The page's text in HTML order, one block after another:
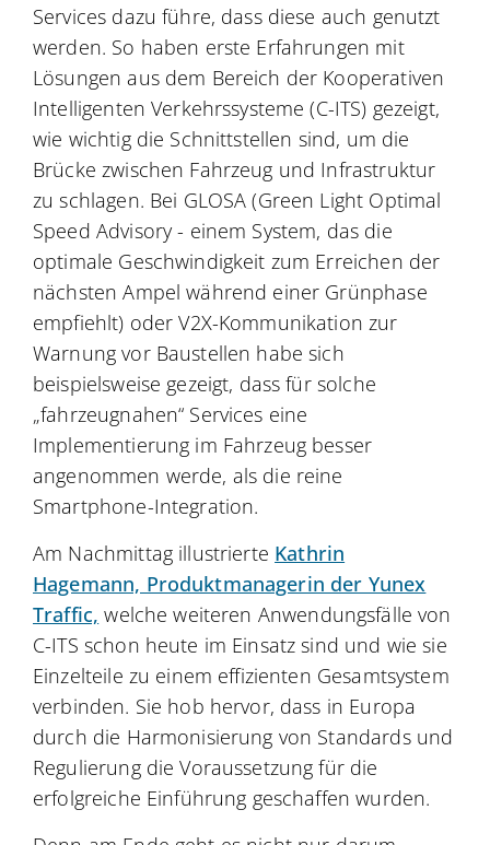
Services dazu führe, dass diese auch genutzt
werden. So haben erste Erfahrungen mit
Lösungen aus dem Bereich der Kooperativen
Intelligenten Verkehrssysteme (C-ITS) gezeigt,
wie wichtig die Schnittstellen sind, um die
Brücke zwischen Fahrzeug und Infrastruktur
zu schlagen. Bei GLOSA (Green Light Optimal
Speed Advisory - einem System, das die
optimale Geschwindigkeit zum Erreichen der
nächsten Ampel während einer Grünphase
empfiehlt) oder V2X-Kommunikation zur
Warnung vor Baustellen habe sich
beispielsweise gezeigt, dass für solche
„fahrzeugnahen“ Services eine
Implementierung im Fahrzeug besser
angenommen werde, als die reine
Smartphone-Integration.
Am Nachmittag illustrierte Kathrin
Hagemann, Produktmanagerin der Yunex
Traffic, welche weiteren Anwendungsfälle von
C-ITS schon heute im Einsatz sind und wie sie
Einzelteile zu einem effizienten Gesamtsystem
verbinden. Sie hob hervor, dass in Europa
durch die Harmonisierung von Standards und
Regulierung die Voraussetzung für die
erfolgreiche Einführung geschaffen wurden.